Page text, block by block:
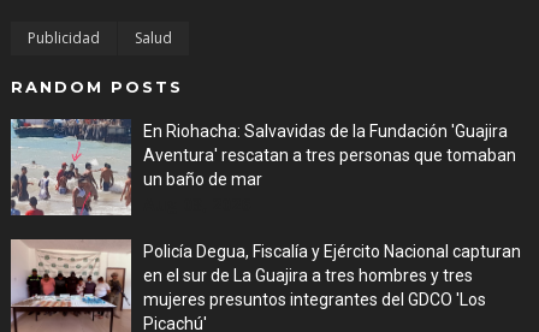
Publicidad Salud
RANDOM POSTS
En Riohacha: Salvavidas de la Fundación 'Guajira
Aventura' rescatan a tres personas que tomaban
un baño de mar
Policía Degua, Fiscalía y Ejército Nacional capturan
en el sur de La Guajira a tres hombres y tres
mujeres presuntos integrantes del GDCO 'Los
Picachú'